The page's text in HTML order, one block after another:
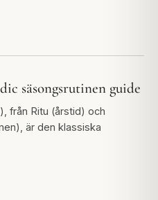
säsongsrutinen guide
från Ritu (årstid) och
är den klassiska